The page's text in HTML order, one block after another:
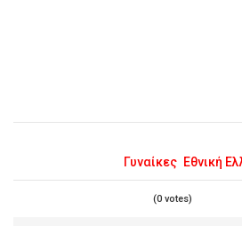
Γυναίκες Εθνική
(0 votes)